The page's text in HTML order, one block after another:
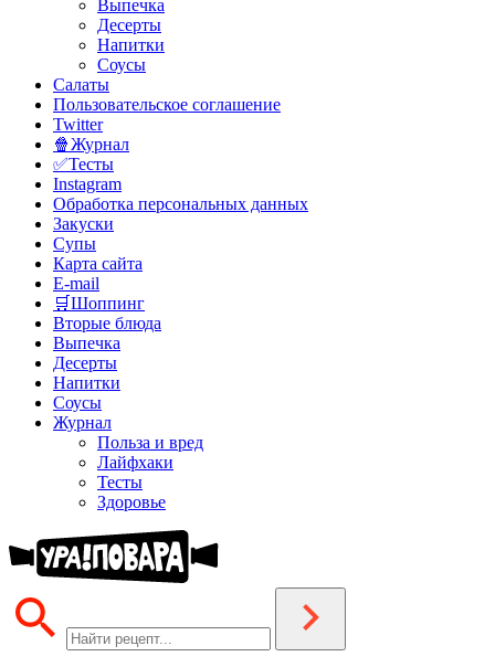
Выпечка
Десерты
Напитки
Соусы
Салаты
Пользовательское соглашение
Twitter
🍿Журнал
✅Тесты
Instagram
Обработка персональных данных
Закуски
Супы
Карта сайта
E-mail
🛒Шоппинг
Вторые блюда
Выпечка
Десерты
Напитки
Соусы
Журнал
Польза и вред
Лайфхаки
Тесты
Здоровье